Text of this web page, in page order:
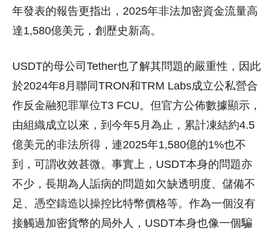
年發表的報告更指出，2025年非法加密資金流量高
達1,580億美元，創歷史新高。
USDT的母公司Tether也了解其問題的嚴重性，因此
於2024年8月聯同TRON和TRM Labs成立公私營合
作反金融犯罪單位T3 FCU。但官方公佈數據顯示，
由組織成立以來，到今年5月為止，累計凍結約4.5
億美元的非法所得，連2025年1,580億的1%也不
到，可謂收效甚微。事實上，USDT本身的問題亦
不少，長期為人詬病的問題如欠缺透明度、儲備不
足、憑空鑄造以操控比特幣價格等。作為一個沒有
接觸過加密貨幣的局外人，USDT本身也像一個騙